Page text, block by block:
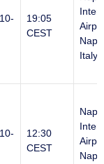
19:05
CEST
Italy
12:30
CEST